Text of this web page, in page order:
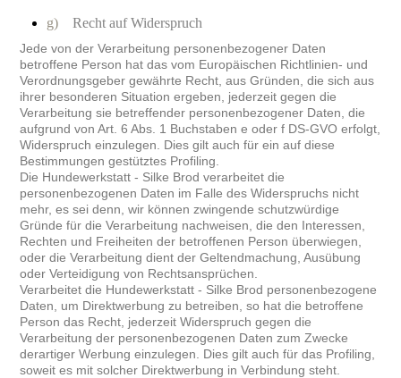
g) Recht auf Widerspruch
Jede von der Verarbeitung personenbezogener Daten
betroffene Person hat das vom Europäischen Richtlinien- und
Verordnungsgeber gewährte Recht, aus Gründen, die sich aus
ihrer besonderen Situation ergeben, jederzeit gegen die
Verarbeitung sie betreffender personenbezogener Daten, die
aufgrund von Art. 6 Abs. 1 Buchstaben e oder f DS-GVO erfolgt,
Widerspruch einzulegen. Dies gilt auch für ein auf diese
Bestimmungen gestütztes Profiling.
Die Hundewerkstatt - Silke Brod verarbeitet die
personenbezogenen Daten im Falle des Widerspruchs nicht
mehr, es sei denn, wir können zwingende schutzwürdige
Gründe für die Verarbeitung nachweisen, die den Interessen,
Rechten und Freiheiten der betroffenen Person überwiegen,
oder die Verarbeitung dient der Geltendmachung, Ausübung
oder Verteidigung von Rechtsansprüchen.
Verarbeitet die Hundewerkstatt - Silke Brod personenbezogene
Daten, um Direktwerbung zu betreiben, so hat die betroffene
Person das Recht, jederzeit Widerspruch gegen die
Verarbeitung der personenbezogenen Daten zum Zwecke
derartiger Werbung einzulegen. Dies gilt auch für das Profiling,
soweit es mit solcher Direktwerbung in Verbindung steht.